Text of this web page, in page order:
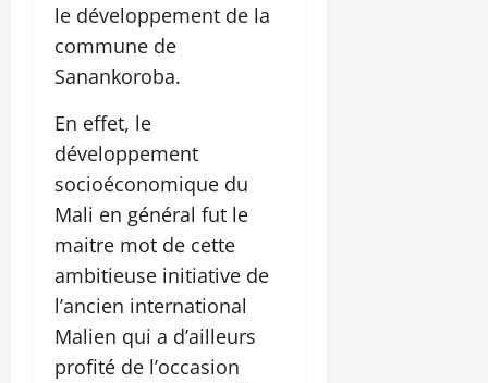
le développement de la
commune de
Sanankoroba.
En effet, le
développement
socioéconomique du
Mali en général fut le
maitre mot de cette
ambitieuse initiative de
l’ancien international
Malien qui a d’ailleurs
profité de l’occasion